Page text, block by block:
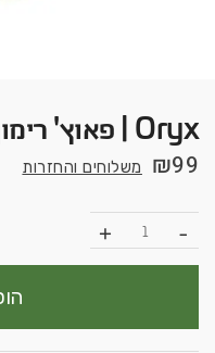
Oryx | פאוץ' רימון עשן
₪99 משלוחים והחזרות